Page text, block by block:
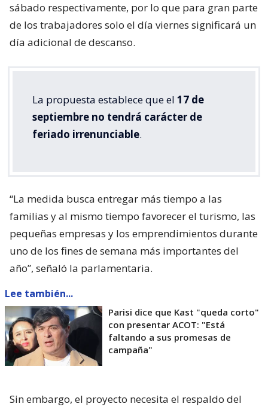
sábado respectivamente, por lo que para gran parte
de los trabajadores solo el día viernes significará un
día adicional de descanso.
La propuesta establece que el 17 de
septiembre no tendrá carácter de
feriado irrenunciable.
“La medida busca entregar más tiempo a las
familias y al mismo tiempo favorecer el turismo, las
pequeñas empresas y los emprendimientos durante
uno de los fines de semana más importantes del
año”, señaló la parlamentaria.
Lee también...
Parisi dice que Kast "queda corto"
con presentar ACOT: "Está
faltando a sus promesas de
campaña"
Sin embargo, el proyecto necesita el respaldo del